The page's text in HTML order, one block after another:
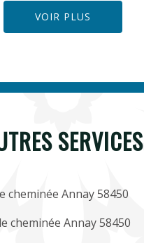
VOIR PLUS
SERVICES
cheminée Annay 58450
cheminée Annay 58450